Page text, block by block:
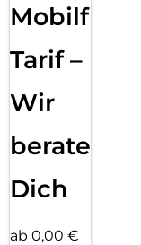
Mobilfunk
Tarif –
Wir
beraten
Dich
ab 0,00 €